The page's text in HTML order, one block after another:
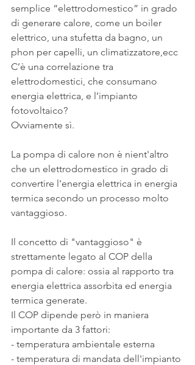
semplice “elettrodomestico” in grado
di generare calore, come un boiler
elettrico, una stufetta da bagno, un
phon per capelli, un climatizzatore,ecc
C’è una correlazione tra
elettrodomestici, che consumano
energia elettrica, e l’impianto
fotovoltaico?
Ovviamente sì.
La pompa di calore non è nient'altro
che un elettrodomestico in grado di
convertire l'energia elettrica in energia
termica secondo un processo molto
vantaggioso.
Il concetto di "vantaggioso" è
strettamente legato al COP della
pompa di calore: ossia al rapporto tra
energia elettrica assorbita ed energia
termica generate.
Il COP dipende però in maniera
importante da 3 fattori:
- temperatura ambientale esterna
- temperatura di mandata dell'impianto